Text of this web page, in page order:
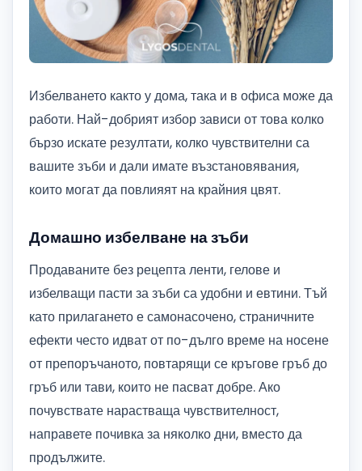
Избелването както у дома, така и в офиса може да
работи. Най-добрият избор зависи от това колко
бързо искате резултати, колко чувствителни са
вашите зъби и дали имате възстановявания,
които могат да повлияят на крайния цвят.
Домашно избелване на зъби
Продаваните без рецепта ленти, гелове и
избелващи пасти за зъби са удобни и евтини. Тъй
като прилагането е самонасочено, страничните
ефекти често идват от по-дълго време на носене
от препоръчаното, повтарящи се кръгове гръб до
гръб или тави, които не пасват добре. Ако
почувствате нарастваща чувствителност,
направете почивка за няколко дни, вместо да
продължите.